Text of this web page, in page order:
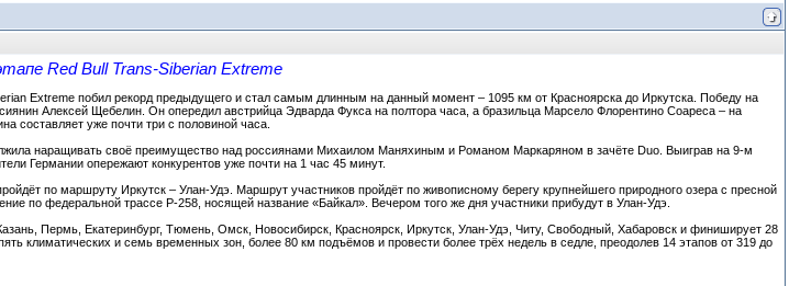
Red Bull Trans-Siberian Extreme
Extreme побил рекорд предыдущего и стал самым длинным на данный момент – 1095 км от Красноярска до Иркутска. Победу на
Алексей Щебелин. Он опередил австрийца Эдварда Фукса на полтора часа, а бразильца Марсело Флорентино Соареса – на
составляет уже почти три с половиной часа.
наращивать своё преимущество над россиянами Михаилом Маняхиным и Романом Маркаряном в зачёте Duo. Выиграв на 9-м
Германии опережают конкурентов уже почти на 1 час 45 минут.
по маршруту Иркутск – Улан-Удэ. Маршрут участников пройдёт по живописному берегу крупнейшего природного озера с пресной
по федеральной трассе Р-258, носящей название «Байкал». Вечером того же дня участники прибудут в Улан-Удэ.
Пермь, Екатеринбург, Тюмень, Омск, Новосибирск, Красноярск, Иркутск, Улан-Удэ, Читу, Свободный, Хабаровск и финиширует 28
климатических и семь временных зон, более 80 км подъёмов и провести более трёх недель в седле, преодолев 14 этапов от 319 до